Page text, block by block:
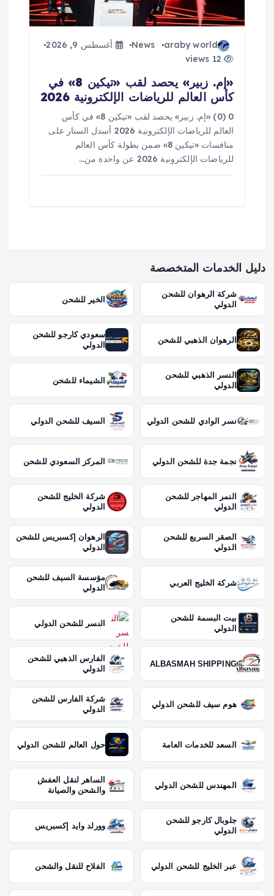
araby world
News
أغسطس 9, 2026
12 views
«إم. زبير» يحصد لقب «تيكين 8» في
كأس العالم للرياضات الإلكترونية 2026
0 (0) «إم. زبير» يحصد لقب «تيكين 8» في كأس
العالم للرياضات الإلكترونية 2026 أسدل الستار على
منافسات «تيكين 8» ضمن بطولة كأس العالم
للرياضات الإلكترونية 2026 عن واحدة من…
دليل الخدمات المتخصصة
شركة الرهوان للشحن
الدولي
الخير للشحن
الرهوان الذهبي للشحن
سعودي كارجو للشحن
الدولي
النسر الذهبي للشحن
الدولي
الشيماء للشحن
نسر الوادي للشحن الدولي السيف للشحن الدولي
نجمة جدة للشحن الدولي المركز السعودي للشحن
النمر المهاجر للشحن
الدولي
شركة الخليج للشحن
الدولي
الصقر السريع للشحن
الدولي
الرهوان إكسبريس للشحن
الدولي
شركة الخليج العربي
مؤسسة السيف للشحن
الدولي
بيت البسمة للشحن
الدولي
النسر للشحن الدولي
ALBASMAH SHIPPING
الفارس الذهبي للشحن
الدولي
هوم سيف للشحن الدولي
شركة الفارس للشحن
الدولي
السعد للخدمات العامة حول العالم للشحن الدولي
المهندس للشحن الدولي
الساهر لنقل العفش
والشحن والصيانة
جلوبال كارجو للشحن
الدولي
وورلد وايد إكسبريس
عبر الخليج للشحن الدولي الفلاح للنقل والشحن